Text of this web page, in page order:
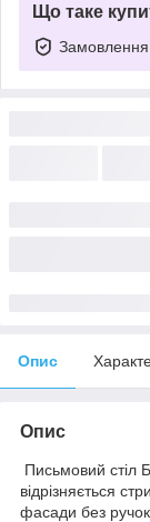
Що таке
Замовлення
Опис
Опис
Письмовий стіл
відрізняється
фасади без ручок